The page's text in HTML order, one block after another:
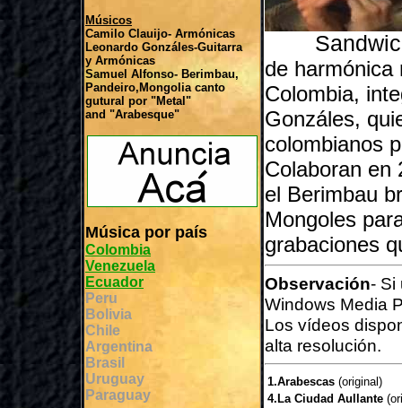
Músicos
Camilo Clauijo- Armónicas
Leonardo Gonzáles-Guitarra
y Armónicas
Samuel Alfonso- Berimbau,
Pandeiro,Mongolia canto
gutural por "Metal"
and "Arabesque"
Música por país
Colombia
Venezuela
Ecuador
Peru
Bolivia
Chile
Argentina
Brasil
Uruguay
Paraguay
Sandwich
de harmónica
Colombia,
Gonzáles,
colombianos
Colaboran en
el Berimbau
Mongoles
grabaciones
Observación- Si
Windows Media
Los vídeos
alta resolución.
1.Arabescas (original)
4.La Ciudad Aullante